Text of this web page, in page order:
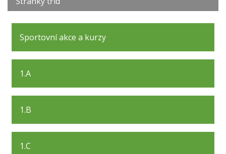
Sportovní akce a kurzy
1.A
1.B
1.C